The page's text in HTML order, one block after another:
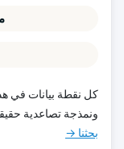
كل نقطة بيانات في
ونمذجة تصاعدية
بحثنا →